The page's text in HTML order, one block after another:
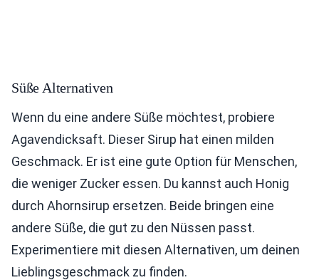
Süße Alternativen
Wenn du eine andere Süße möchtest, probiere
Agavendicksaft. Dieser Sirup hat einen milden
Geschmack. Er ist eine gute Option für Menschen,
die weniger Zucker essen. Du kannst auch Honig
durch Ahornsirup ersetzen. Beide bringen eine
andere Süße, die gut zu den Nüssen passt.
Experimentiere mit diesen Alternativen, um deinen
Lieblingsgeschmack zu finden.